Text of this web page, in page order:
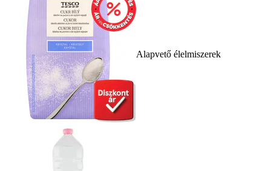
Alapvető élelmiszerek